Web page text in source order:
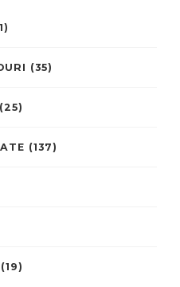
(35)
(25)
(137)
(19)